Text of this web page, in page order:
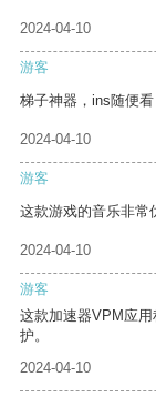
2024-04-10
游客
梯子神器，ins随便看
2024-04-10
游客
这款游戏的音乐非常
2024-04-10
游客
这款加速器VPM应
护。
2024-04-10